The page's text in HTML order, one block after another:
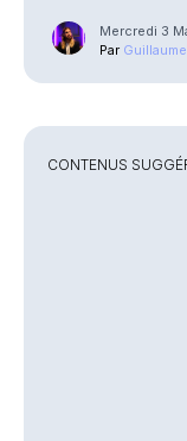
Mercredi 3
Par
CONTENUS